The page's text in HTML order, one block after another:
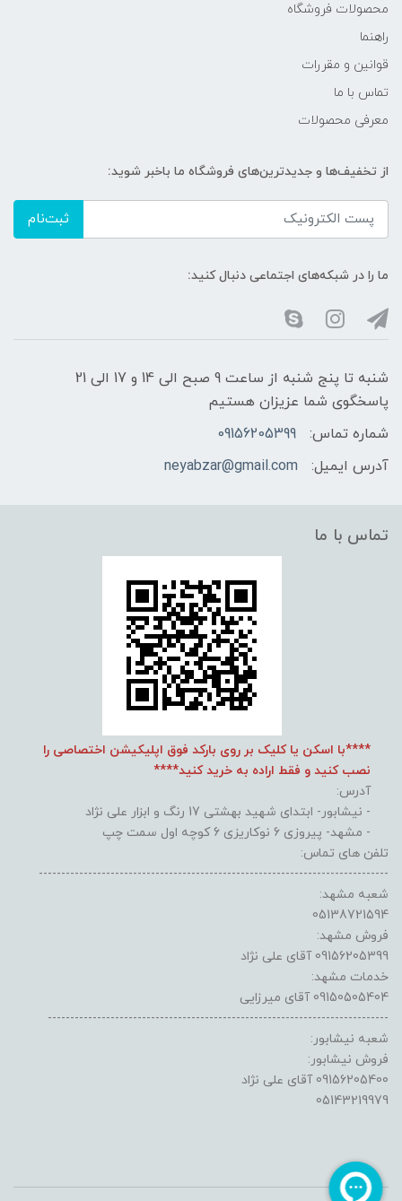
محصولات فروشگاه
راهنما
قوانین و مقررات
تماس با ما
معرفی محصولات
از تخفیف‌ها و جدیدترین‌های فروشگاه ما باخبر شوید:
ثبت‌نام
ما را در شبکه‌های اجتماعی دنبال کنید:
شنبه تا پنج شنبه از ساعت 9 صبح الی 14 و 17 الی 21
پاسخگوی شما عزیزان هستیم
شماره تماس:
09156205399
آدرس ایمیل:
neyabzar@gmail.com
تماس با ما
****با اسکن یا کلیک بر روی بارکد فوق اپلیکیشن اختصاصی را
نصب کنید و فقط اراده به خرید کنید****
آدرس:
- نیشابور- ابتدای شهید بهشتی 17 رنگ و ابزار علی نژاد
- مشهد- پیروزی 6 نوکاریزی 6 کوچه اول سمت چپ
تلفن های تماس:
------------------------------------------------------------------------------
شعبه مشهد:
05138721594
فروش مشهد:
09156205399 آقای علی نژاد
خدمات مشهد:
09150505404 آقای میرزایی
----------------------------------------------------------------------------
شعبه نیشابور:
فروش نیشابور:
09156205400 آقای علی نژاد
05143219979